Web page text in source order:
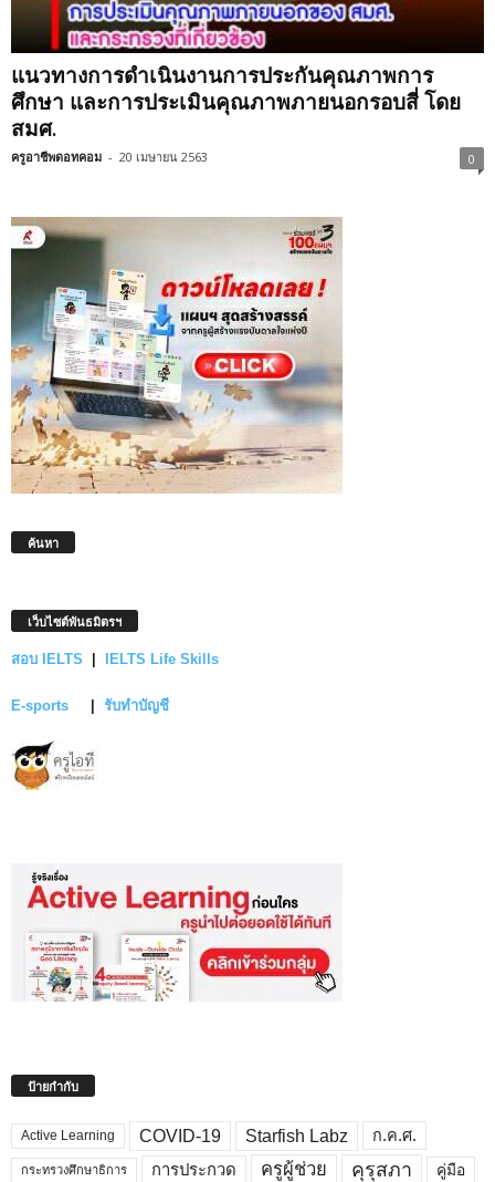
แนวทางการดําเนินงานการประกันคุณภาพการ
ศึกษา และการประเมินคุณภาพภายนอกรอบสี่ โดย
สมศ.
ครูอาชีพดอทคอม - 20 เมษายน 2563 0
ค้นหา
เว็บไซต์พันธมิตรฯ
สอบ IELTS | IELTS Life Skills
E-sports | รับทำบัญชี
ป้ายกำกับ
Active Learning COVID-19 Starfish Labz ก.ค.ศ.
กระทรวงศึกษาธิการ การประกวด ครูผู้ช่วย คุรุสภา คู่มือ